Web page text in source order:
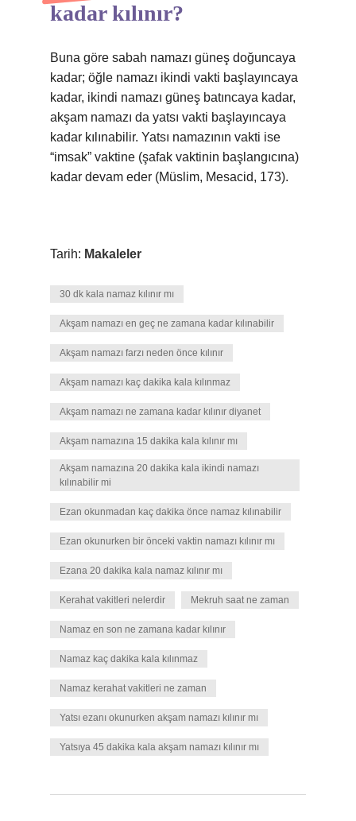
kadar kılınır?
Buna göre sabah namazı güneş doğuncaya
kadar; öğle namazı ikindi vakti başlayıncaya
kadar, ikindi namazı güneş batıncaya kadar,
akşam namazı da yatsı vakti başlayıncaya
kadar kılınabilir. Yatsı namazının vakti ise
“imsak” vaktine (şafak vaktinin başlangıcına)
kadar devam eder (Müslim, Mesacid, 173).
Tarih: Makaleler
30 dk kala namaz kılınır mı
Akşam namazı en geç ne zamana kadar kılınabilir
Akşam namazı farzı neden önce kılınır
Akşam namazı kaç dakika kala kılınmaz
Akşam namazı ne zamana kadar kılınır diyanet
Akşam namazına 15 dakika kala kılınır mı
Akşam namazına 20 dakika kala ikindi namazı
kılınabilir mi
Ezan okunmadan kaç dakika önce namaz kılınabilir
Ezan okunurken bir önceki vaktin namazı kılınır mı
Ezana 20 dakika kala namaz kılınır mı
Kerahat vakitleri nelerdir Mekruh saat ne zaman
Namaz en son ne zamana kadar kılınır
Namaz kaç dakika kala kılınmaz
Namaz kerahat vakitleri ne zaman
Yatsı ezanı okunurken akşam namazı kılınır mı
Yatsıya 45 dakika kala akşam namazı kılınır mı